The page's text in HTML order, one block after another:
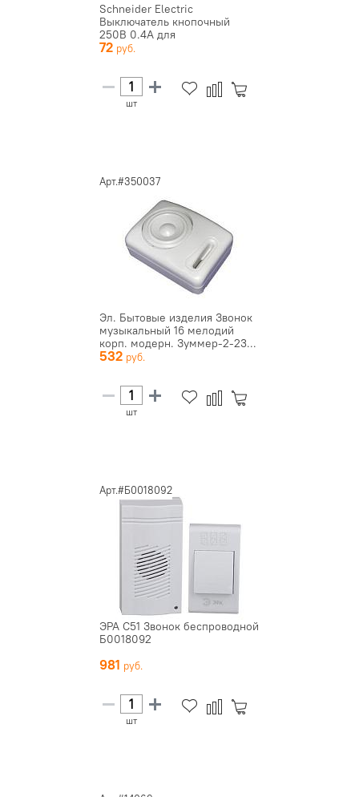
Schneider Electric
Выключатель кнопочный
250В 0.4А для
электрозвонков DIY ...
72
шт
Арт.#350037
Эл. Бытовые изделия Звонок
музыкальный 16 мелодий
корп. модерн. Зуммер-2-23...
532
шт
Арт.#Б0018092
ЭРА C51 Звонок беспроводной
Б0018092
981
шт